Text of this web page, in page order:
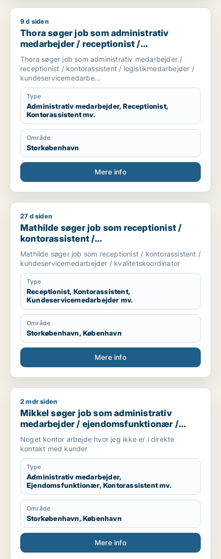
Thora søger job som administrativ medarbejder /
9 d siden
Thora søger job som administrativ
medarbejder / receptionist /
kontorassistent / logistikmedarbejder /
kundeservicemedarbejder
Thora søger job som administrativ medarbejder /
receptionist / kontorassistent / logistikmedarbejder /
kundeservicemedarbe...
Type
Administrativ medarbejder, Receptionist,
Kontorassistent mv.
Område
Storkøbenhavn
Mere info
Mathilde søger job som receptionist / kontorassistent /
27 d siden
Mathilde søger job som receptionist /
kontorassistent /
kundeservicemedarbejder /
kvalitetskoordinator
Mathilde søger job som receptionist / kontorassistent /
kundeservicemedarbejder / kvalitetskoordinator
Type
Receptionist, Kontorassistent,
Kundeservicemedarbejder mv.
Område
Storkøbenhavn, København
Mere info
Mikkel søger job som administrativ medarbejder /
2 mdr siden
Mikkel søger job som administrativ
medarbejder / ejendomsfunktionær /
kontorassistent / logistikmedarbejder
Noget kontor arbejde hvor jeg ikke er i direkte
kontakt med kunder
Type
Administrativ medarbejder,
Ejendomsfunktionær, Kontorassistent mv.
Område
Storkøbenhavn, København
Mere info